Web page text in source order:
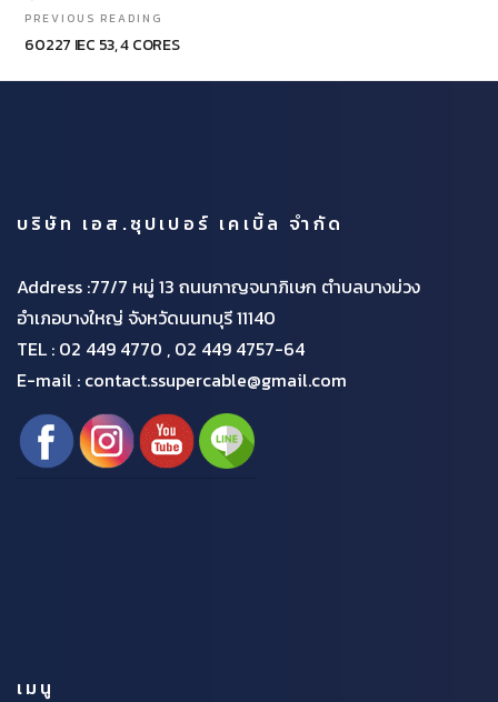
PREVIOUS READING
60227 IEC 53, 4 CORES
บริษัท เอส.ซุปเปอร์ เคเบิ้ล จำกัด
Address :77/7 หมู่ 13 ถนนกาญจนาภิเษก ตำบลบางม่วง
อำเภอบางใหญ่ จังหวัดนนทบุรี 11140
TEL : 02 449 4770 , 02 449 4757-64
E-mail : contact.ssupercable@gmail.com
เมนู